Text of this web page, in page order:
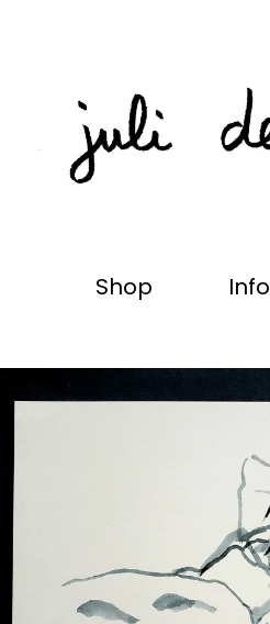
Shop Info